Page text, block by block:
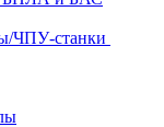
ЧПУ-станки